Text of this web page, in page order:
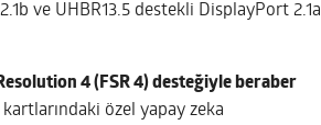
ve UHBR13.5 destekli DisplayPort 2.1a
4 (FSR 4) desteğiyle beraber
özel yapay zeka